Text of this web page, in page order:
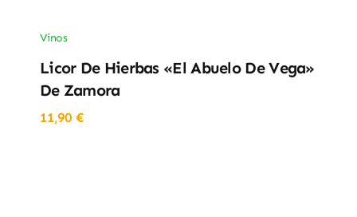
Vinos
Licor De Hierbas «El Abuelo De Vega»
De Zamora
11,90 €